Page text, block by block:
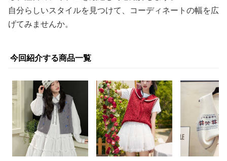
自分らしいスタイルを見つけて、コーディネートの幅を広
げてみませんか。
今回紹介する商品一覧